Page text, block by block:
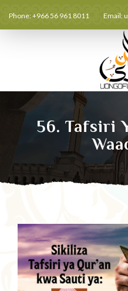
Phone: +966 56 961 8011 Email:
56. Tafsiri